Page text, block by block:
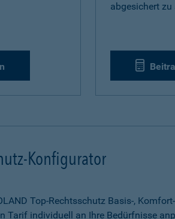
abgesichert zu
Konfigurator
Top-Rechtsschutz Basis-,
Tarif individuell an Ihre Bedürfnisse